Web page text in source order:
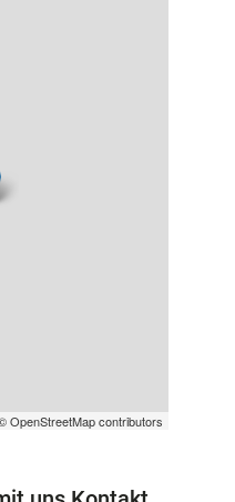
OpenStreetMap contributors